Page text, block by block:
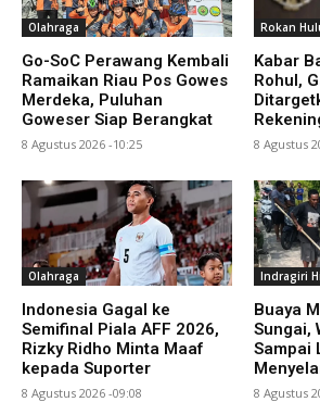
Olahraga
Go-SoC Perawang Kembali
Ramaikan Riau Pos Gowes
Merdeka, Puluhan
Goweser Siap Berangkat
8 Agustus 2026 -10:25
Rokan
Kabar
Rohul,
8 Agustus
Olahraga
Indonesia Gagal ke
Semifinal Piala AFF 2026,
Rizky Ridho Minta Maaf
kepada Suporter
8 Agustus 2026 -09:08
Indragiri
Buaya
Sungai,
Sampai
8 Agustus